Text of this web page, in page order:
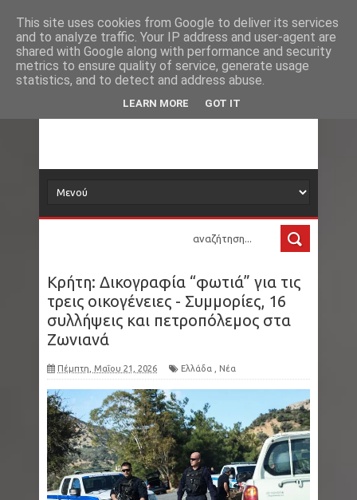
Νέα Loading...
δορυφόρος
Τα νέα όλου του κόσμου στο πιάτο σας
Κρήτη: Δικογραφία “φωτιά” για τις
τρεις οικογένειες - Συμμορίες, 16
συλλήψεις και πετροπόλεμος στα
Ζωνιανά
Πέμπτη, Μαΐου 21, 2026 Ελλάδα Νέα
This site uses cookies from Google to deliver its services
and to analyze traffic. Your IP address and user-agent are
shared with Google along with performance and security
metrics to ensure quality of service, generate usage
statistics, and to detect and address abuse.
LEARN MORE GOT IT